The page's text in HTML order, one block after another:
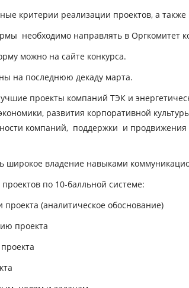
критерии реализации проектов, а
необходимо направлять в Оргкомитет
можно на сайте конкурса.
на последнюю декаду марта.
проекты компаний ТЭК и
развития корпоративной
компаний, поддержки и
широкое владение навыками
по 10-балльной системе:
(аналитическое обоснование)
проекта